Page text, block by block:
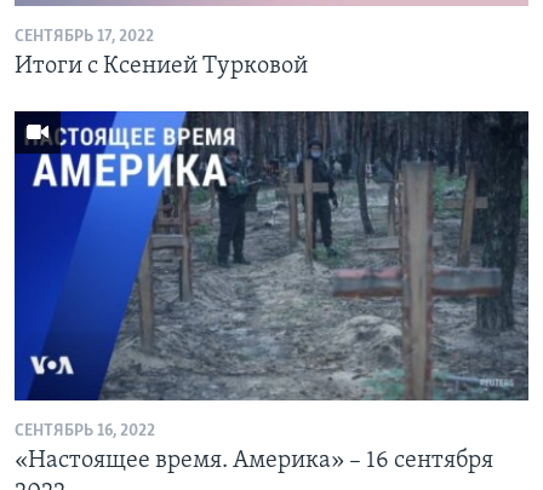
СЕНТЯБРЬ 17, 2022
Итоги с Ксенией Турковой
СЕНТЯБРЬ 16, 2022
«Настоящее время. Америка» – 16 сентября